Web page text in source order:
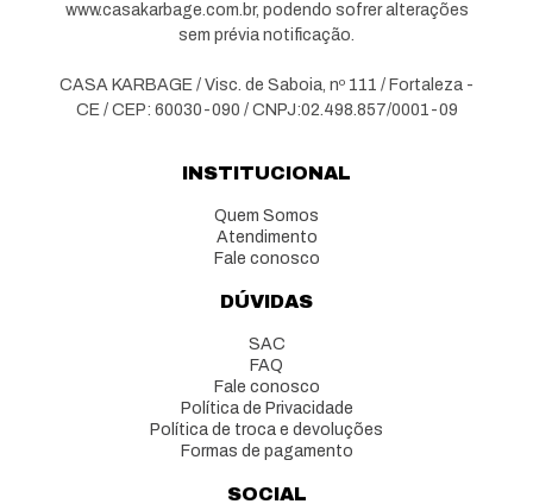
www.casakarbage.com.br, podendo sofrer alterações
sem prévia notificação.
CASA KARBAGE / Visc. de Saboia, nº 111 / Fortaleza -
CE / CEP: 60030-090 / CNPJ:02.498.857/0001-09
INSTITUCIONAL
Quem Somos
Atendimento
Fale conosco
DÚVIDAS
SAC
FAQ
Fale conosco
Política de Privacidade
Política de troca e devoluções
Formas de pagamento
SOCIAL